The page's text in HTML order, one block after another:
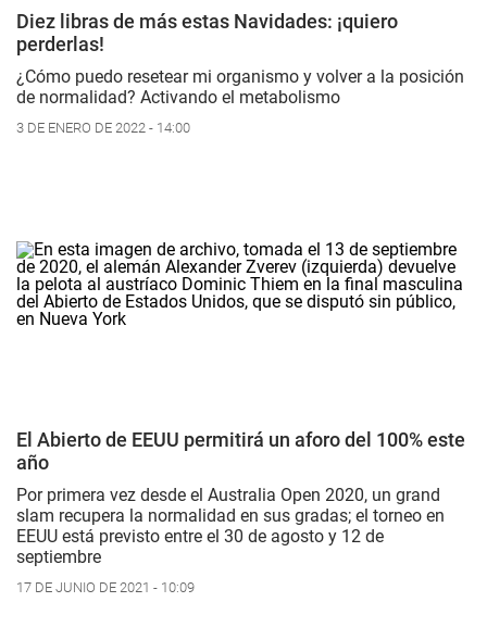
Diez libras de más estas Navidades: ¡quiero
perderlas!
¿Cómo puedo resetear mi organismo y volver a la posición
de normalidad? Activando el metabolismo
3 DE ENERO DE 2022 - 14:00
El Abierto de EEUU permitirá un aforo del 100% este
año
Por primera vez desde el Australia Open 2020, un grand
slam recupera la normalidad en sus gradas; el torneo en
EEUU está previsto entre el 30 de agosto y 12 de
septiembre
17 DE JUNIO DE 2021 - 10:09